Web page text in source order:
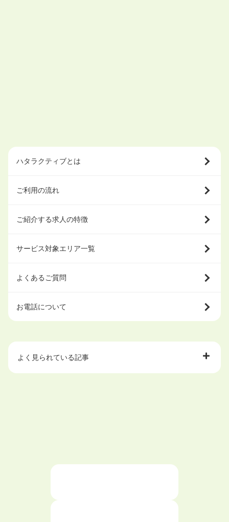
ハタラクティブとは
ご利用の流れ
ご紹介する求人の特徴
サービス対象エリア一覧
よくあるご質問
お電話について
よく見られている記事
仕事が続かない人の特徴と対処法を解説！